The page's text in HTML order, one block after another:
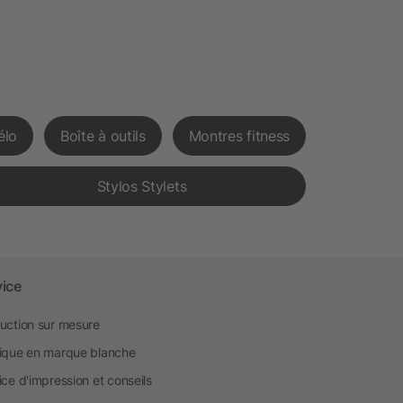
Boîte à outils Montres fitness
Stylos Stylets
sur mesure
en marque blanche
d'impression et conseils